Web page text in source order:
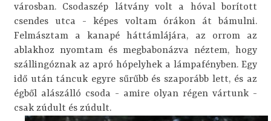
városban. Csodaszép látvány volt a hóval borított
csendes utca - képes voltam órákon át bámulni.
Felmásztam a kanapé háttámlájára, az orrom az
ablakhoz nyomtam és megbabonázva néztem, hogy
szállingóznak az apró hópelyhek a lámpafényben. Egy
idő után táncuk egyre sűrűbb és szaporább lett, és az
égből alászálló csoda - amire olyan régen vártunk -
csak zúdult és zúdult.